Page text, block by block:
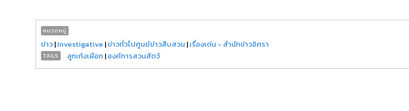
หมวดหมู่
ข่าว|Investigative |ข่าวทั่วไปศูนย์ข่าวสืบสวน |เรื่องเด่น - สำนักข่าวอิศรา
TAGS ลูกเก้งเผือก |องค์การสวนสัตว์